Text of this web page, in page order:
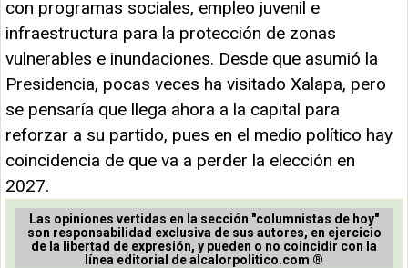
con programas sociales, empleo juvenil e
infraestructura para la protección de zonas
vulnerables e inundaciones. Desde que asumió la
Presidencia, pocas veces ha visitado Xalapa, pero
se pensaría que llega ahora a la capital para
reforzar a su partido, pues en el medio político hay
coincidencia de que va a perder la elección en
2027.
Las opiniones vertidas en la sección "columnistas de hoy"
son responsabilidad exclusiva de sus autores, en ejercicio
de la libertad de expresión, y pueden o no coincidir con la
línea editorial de alcalorpolitico.com ®